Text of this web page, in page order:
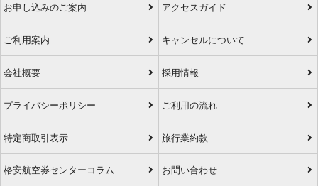
お申し込みのご案内 アクセスガイド
ご利用案内 キャンセルについて
会社概要 採用情報
プライバシーポリシー ご利用の流れ
特定商取引表示 旅行業約款
格安航空券センターコラム お問い合わせ